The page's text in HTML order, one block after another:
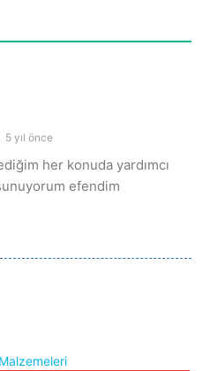
5 yıl önce
her konuda yardımcı
efendim
Malzemeleri